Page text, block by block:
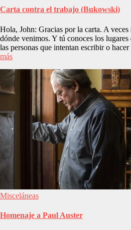
Carta contra el trabajo (Bukowski)
Hola, John: Gracias por la carta. A
dónde venimos. Y tú conoces los
las personas que intentan escribir o
más
Misceláneas
Homenaje a Paul Auster